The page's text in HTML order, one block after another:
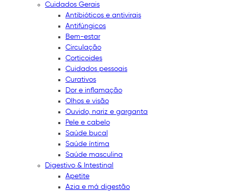
Cuidados Gerais
Antibióticos e antivirais
Antifúngicos
Bem-estar
Circulação
Corticoides
Cuidados pessoais
Curativos
Dor e inflamação
Olhos e visão
Ouvido, nariz e garganta
Pele e cabelo
Saúde bucal
Saúde íntima
Saúde masculina
Digestivo & Intestinal
Apetite
Azia e má digestão